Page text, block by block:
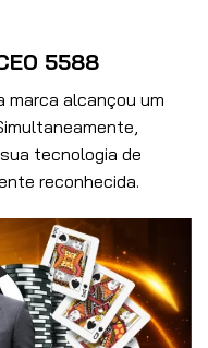
5588
marca alcançou um
tecnologia de
reconhecida.